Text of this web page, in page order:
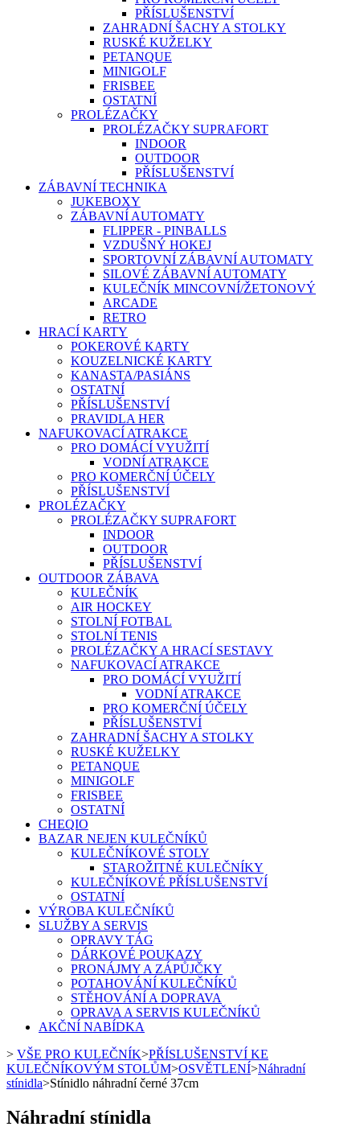
PŘÍSLUŠENSTVÍ
ZAHRADNÍ ŠACHY A STOLKY
RUSKÉ KUŽELKY
PETANQUE
MINIGOLF
FRISBEE
OSTATNÍ
PROLÉZAČKY
PROLÉZAČKY SUPRAFORT
INDOOR
OUTDOOR
PŘÍSLUŠENSTVÍ
ZÁBAVNÍ TECHNIKA
JUKEBOXY
ZÁBAVNÍ AUTOMATY
FLIPPER - PINBALLS
VZDUŠNÝ HOKEJ
SPORTOVNÍ ZÁBAVNÍ AUTOMATY
SILOVÉ ZÁBAVNÍ AUTOMATY
KULEČNÍK MINCOVNÍ/ŽETONOVÝ
ARCADE
RETRO
HRACÍ KARTY
POKEROVÉ KARTY
KOUZELNICKÉ KARTY
KANASTA/PASIÁNS
OSTATNÍ
PŘÍSLUŠENSTVÍ
PRAVIDLA HER
NAFUKOVACÍ ATRAKCE
PRO DOMÁCÍ VYUŽITÍ
VODNÍ ATRAKCE
PRO KOMERČNÍ ÚČELY
PŘÍSLUŠENSTVÍ
PROLÉZAČKY
PROLÉZAČKY SUPRAFORT
INDOOR
OUTDOOR
PŘÍSLUŠENSTVÍ
OUTDOOR ZÁBAVA
KULEČNÍK
AIR HOCKEY
STOLNÍ FOTBAL
STOLNÍ TENIS
PROLÉZAČKY A HRACÍ SESTAVY
NAFUKOVACÍ ATRAKCE
PRO DOMÁCÍ VYUŽITÍ
VODNÍ ATRAKCE
PRO KOMERČNÍ ÚČELY
PŘÍSLUŠENSTVÍ
ZAHRADNÍ ŠACHY A STOLKY
RUSKÉ KUŽELKY
PETANQUE
MINIGOLF
FRISBEE
OSTATNÍ
CHEQIO
BAZAR NEJEN KULEČNÍKŮ
KULEČNÍKOVÉ STOLY
STAROŽITNÉ KULEČNÍKY
KULEČNÍKOVÉ PŘÍSLUŠENSTVÍ
OSTATNÍ
VÝROBA KULEČNÍKŮ
SLUŽBY A SERVIS
OPRAVY TÁG
DÁRKOVÉ POUKAZY
PRONÁJMY A ZÁPŮJČKY
POTAHOVÁNÍ KULEČNÍKŮ
STĚHOVÁNÍ A DOPRAVA
OPRAVA A SERVIS KULEČNÍKŮ
AKČNÍ NABÍDKA
> VŠE PRO KULEČNÍK>PŘÍSLUŠENSTVÍ KE
KULEČNÍKOVÝM STOLŮM>OSVĚTLENÍ>Náhradní
stínidla>Stínidlo náhradní černé 37cm
Náhradní stínidla